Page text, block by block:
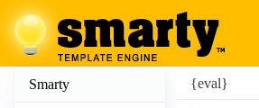
Smarty {eval}